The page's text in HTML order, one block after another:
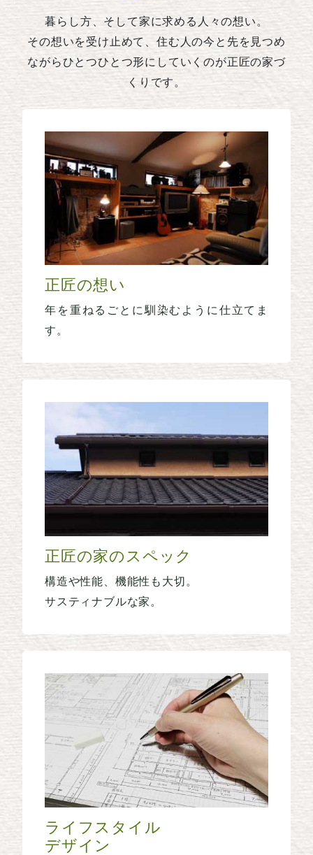
暮らし方、そして家に求める人々の想い。
その想いを受け止めて、住む人の今と先を見つめ
ながらひとつひとつ形にしていくのが正匠の家づ
くりです。
正匠の想い
年を重ねるごとに馴染むように仕立てま
す。
正匠の家のスペック
構造や性能、機能性も大切。
サスティナブルな家。
ライフスタイル
デザイン